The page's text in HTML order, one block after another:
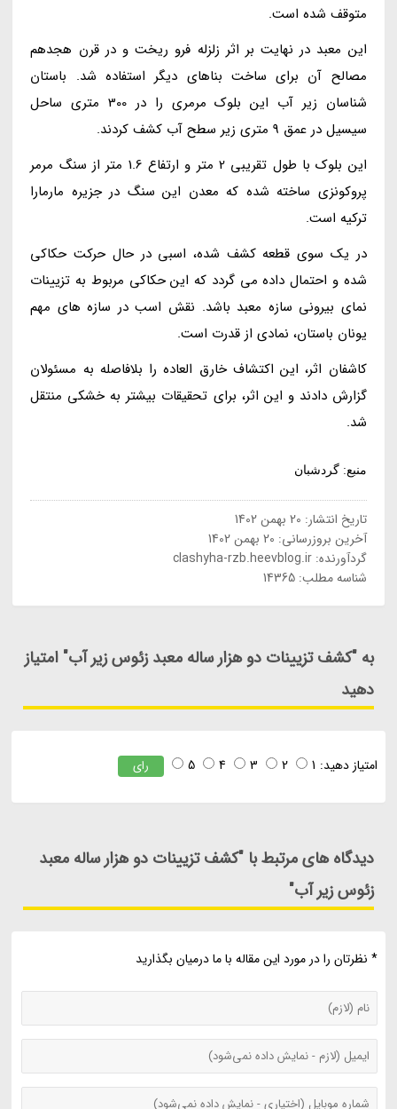
متوقف شده است.
این معبد در نهایت بر اثر زلزله فرو ریخت و در قرن هجدهم
مصالح آن برای ساخت بناهای دیگر استفاده شد. باستان
شناسان زیر آب این بلوک مرمری را در 300 متری ساحل
سیسیل در عمق 9 متری زیر سطح آب کشف کردند.
این بلوک با طول تقریبی 2 متر و ارتفاع 1.6 متر از سنگ مرمر
پروکونزی ساخته شده که معدن این سنگ در جزیره مارمارا
ترکیه است.
در یک سوی قطعه کشف شده، اسبی در حال حرکت حکاکی
شده و احتمال داده می گردد که این حکاکی مربوط به تزیینات
نمای بیرونی سازه معبد باشد. نقش اسب در سازه های مهم
یونان باستان، نمادی از قدرت است.
کاشفان اثر، این اکتشاف خارق العاده را بلافاصله به مسئولان
گزارش دادند و این اثر، برای تحقیقات بیشتر به خشکی منتقل
شد.
منبع: گردشبان
تاریخ انتشار: 20 بهمن 1402
آخرین بروزرسانی: 20 بهمن 1402
گردآورنده:clashyha-rzb.heevblog.ir
شناسه مطلب: 14365
به "کشف تزیینات دو هزار ساله معبد زئوس زیر آب" امتیاز
دهید
امتیاز دهید: 1
2
3
4
5 رای
دیدگاه های مرتبط با "کشف تزیینات دو هزار ساله معبد
زئوس زیر آب"
* نظرتان را در مورد این مقاله با ما درمیان بگذارید